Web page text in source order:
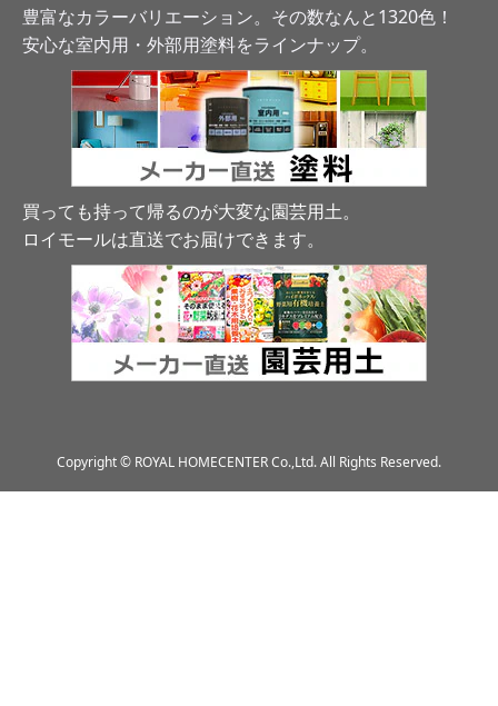
豊富なカラーバリエーション。その数なんと1320色！
安心な室内用・外部用塗料をラインナップ。
買っても持って帰るのが大変な園芸用土。
ロイモールは直送でお届けできます。
Copyright © ROYAL HOMECENTER Co.,Ltd. All Rights Reserved.